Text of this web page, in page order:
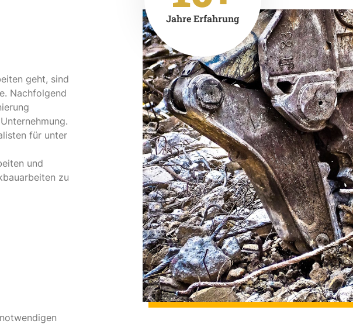
geht, sind
Nachfolgend
für unter
und
zu
Jahre Erfahrung